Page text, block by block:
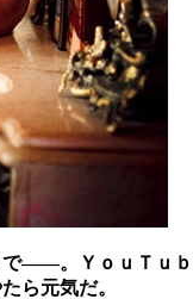
で――。ＹｏｕＴｕｂ
ら元気だ。